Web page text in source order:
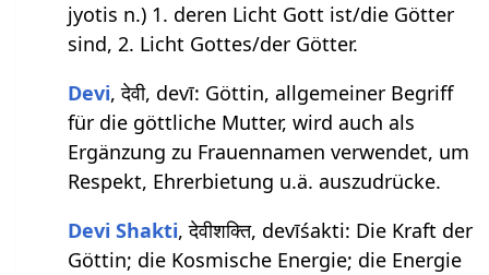
jyotis n.) 1. deren Licht Gott ist/die Götter
sind, 2. Licht Gottes/der Götter.
Devi, देवी, devī: Göttin, allgemeiner Begriff
für die göttliche Mutter, wird auch als
Ergänzung zu Frauennamen verwendet, um
Respekt, Ehrerbietung u.ä. auszudrücke.
Devi Shakti, देवीशक्ति, devīśakti: Die Kraft der
Göttin; die Kosmische Energie; die Energie